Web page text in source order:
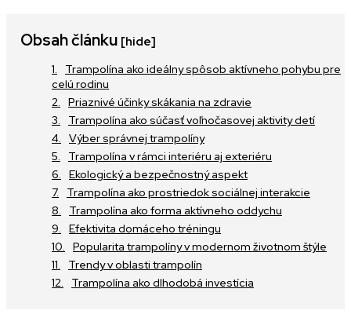
Obsah článku [hide]
Trampolína ako ideálny spôsob aktívneho pohybu pre
celú rodinu
Priaznivé účinky skákania na zdravie
Trampolína ako súčasť voľnočasovej aktivity detí
Výber správnej trampolíny
Trampolína v rámci interiéru aj exteriéru
Ekologický a bezpečnostný aspekt
Trampolína ako prostriedok sociálnej interakcie
Trampolína ako forma aktívneho oddychu
Efektivita domáceho tréningu
Popularita trampolíny v modernom životnom štýle
Trendy v oblasti trampolín
Trampolína ako dlhodobá investícia